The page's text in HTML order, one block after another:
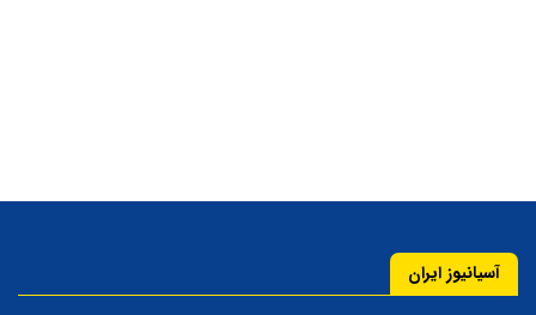
آسیانیوز ایران